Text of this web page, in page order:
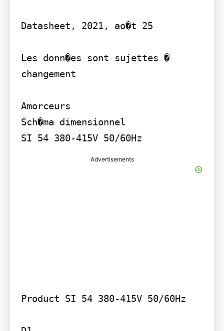
Datasheet, 2021, ao�t 25
Les donn�es sont sujettes �
changement
Amorceurs
Sch�ma dimensionnel
Advertisements
Product SI 54 380-415V 50/60Hz